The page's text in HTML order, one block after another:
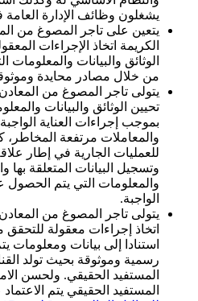
يشغلون وظائف الإدارة العامة
يتعين على تاجر المصوغ من
الكريمة اتخاذ الإجراءات
الوثائق والبيانات
من خلال مصادر محايدة
يتولى تاجر المصوغ من
تحيين الوثائق والبيانات
بموجب إجراءات العناية
والمعاملات مرتفعة المخاطر،
للعمليات الجارية في إطار
وتسجيل البيانات المتعلقة بها
والمعلومات التي يتم الحصول
الواجبة.
يتولى تاجر المصوغ من
اتخاذ إجراءات معقولة
استنادا إلى بيانات
رسمية وموثوقة بحيث تولد
المستفيد الحقيقي. ولحسن
المستفيد الحقيقي يتم